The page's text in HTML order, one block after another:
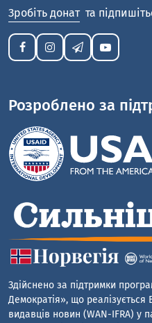
Зробіть донат та
Розроблено за
Здійснено за підтримки
Демократія», що реалізується
видавців новин (WAN-IFRA) у